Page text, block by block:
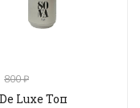
800 ₽
Luxe Топ